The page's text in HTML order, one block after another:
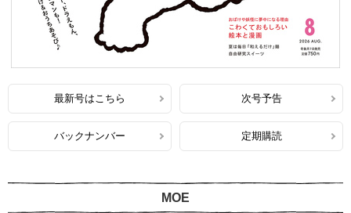
最新号はこちら 次号予告
バックナンバー 定期購読
MOE